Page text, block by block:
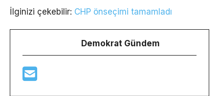
İlginizi çekebilir: CHP önseçimi tamamladı
Demokrat Gündem